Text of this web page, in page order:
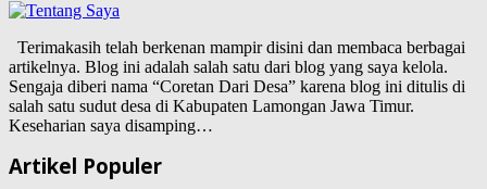
Terimakasih telah berkenan mampir disini dan membaca berbagai
artikelnya. Blog ini adalah salah satu dari blog yang saya kelola.
Sengaja diberi nama “Coretan Dari Desa” karena blog ini ditulis di
salah satu sudut desa di Kabupaten Lamongan Jawa Timur.
Keseharian saya disamping…
Artikel Populer